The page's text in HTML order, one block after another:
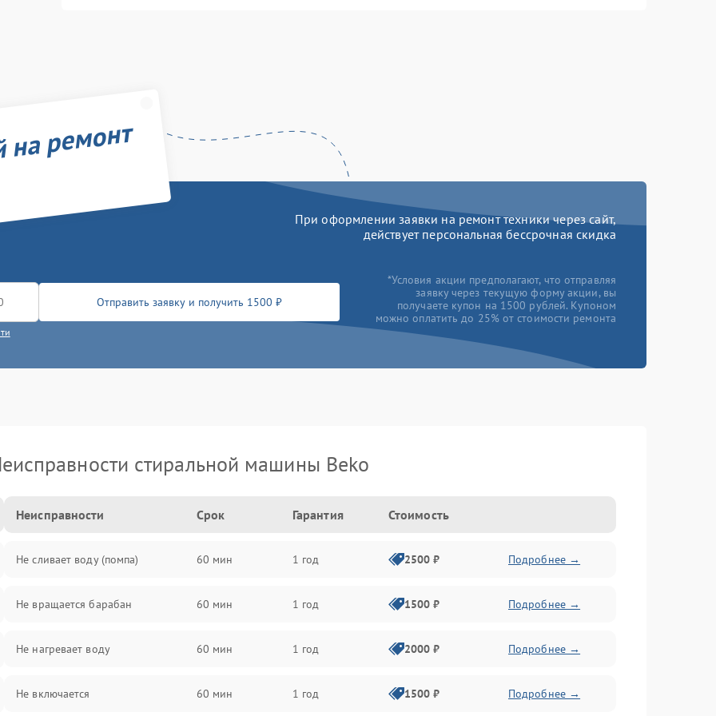
ремонт
При оформлении заявки на ремонт техники через сайт,
действует персональная бессрочная скидка
Отправить заявку и получить 1500 ₽
*Условия акции предполагают, что отправляя
заявку через текущую форму акции, вы
получаете купон на 1500 рублей. Купоном
можно оплатить до 25% от стоимости ремонта
стиральной машины Beko
Неисправности Срок Гарантия Стоимость
Не сливает воду (помпа) 60 мин 1 год 2500 ₽ Подробнее →
Не вращается барабан 60 мин 1 год 1500 ₽ Подробнее →
Не нагревает воду 60 мин 1 год 2000 ₽ Подробнее →
Не включается 60 мин 1 год 1500 ₽ Подробнее →